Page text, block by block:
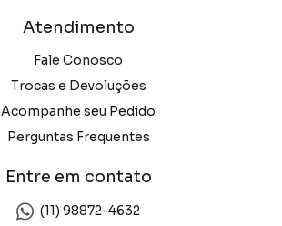
Atendimento
Fale Conosco
Trocas e Devoluções
Acompanhe seu Pedido
Perguntas Frequentes
Entre em contato
(11) 98872-4632